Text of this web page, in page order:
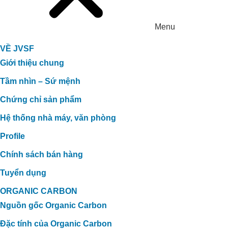
Menu
VỀ JVSF
Giới thiệu chung
Tầm nhìn – Sứ mệnh
Chứng chỉ sản phẩm
Hệ thống nhà máy, văn phòng
Profile
Chính sách bán hàng
Tuyển dụng
ORGANIC CARBON
Nguồn gốc Organic Carbon
Đặc tính của Organic Carbon